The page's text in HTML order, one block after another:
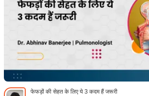
फेफड़ों की सेहत के लिए ये 3 कदम हैं जरूरी